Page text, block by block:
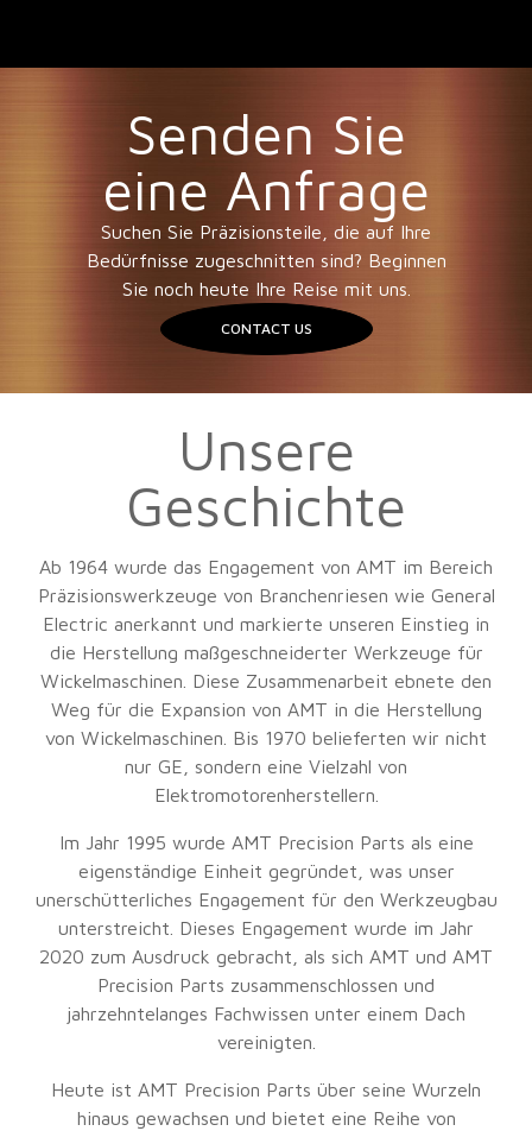
Senden Sie
eine Anfrage
Suchen Sie Präzisionsteile, die auf Ihre
Bedürfnisse zugeschnitten sind? Beginnen
Sie noch heute Ihre Reise mit uns.
CONTACT US
Unsere
Geschichte
Ab 1964 wurde das Engagement von AMT im Bereich
Präzisionswerkzeuge von Branchenriesen wie General
Electric anerkannt und markierte unseren Einstieg in
die Herstellung maßgeschneiderter Werkzeuge für
Wickelmaschinen. Diese Zusammenarbeit ebnete den
Weg für die Expansion von AMT in die Herstellung
von Wickelmaschinen. Bis 1970 belieferten wir nicht
nur GE, sondern eine Vielzahl von
Elektromotorenherstellern.
Im Jahr 1995 wurde AMT Precision Parts als eine
eigenständige Einheit gegründet, was unser
unerschütterliches Engagement für den Werkzeugbau
unterstreicht. Dieses Engagement wurde im Jahr
2020 zum Ausdruck gebracht, als sich AMT und AMT
Precision Parts zusammenschlossen und
jahrzehntelanges Fachwissen unter einem Dach
vereinigten.
Heute ist AMT Precision Parts über seine Wurzeln
hinaus gewachsen und bietet eine Reihe von